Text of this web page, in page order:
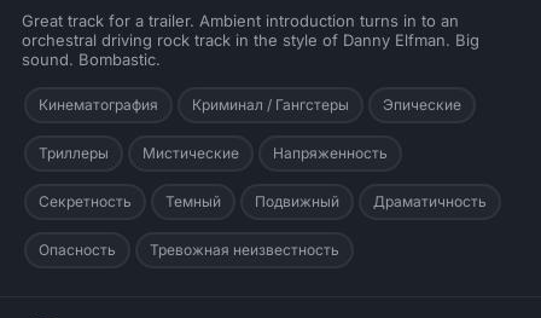
Great track for a trailer. Ambient introduction turns in to an
orchestral driving rock track in the style of Danny Elfman. Big
sound. Bombastic.
Кинематография Криминал / Гангстеры Эпические
Триллеры Мистические Напряженность
Секретность Темный Подвижный Драматичность
Опасность Тревожная неизвестность